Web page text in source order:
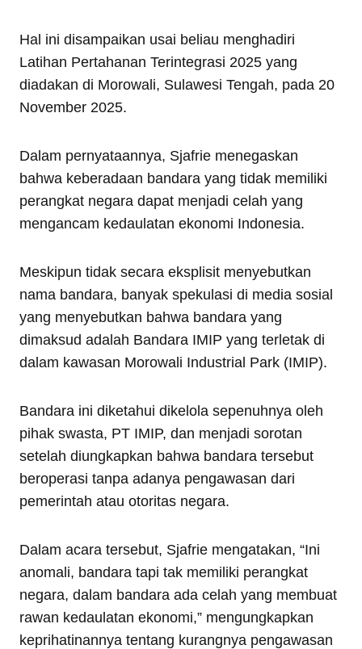
Hal ini disampaikan usai beliau menghadiri
Latihan Pertahanan Terintegrasi 2025 yang
diadakan di Morowali, Sulawesi Tengah, pada 20
November 2025.
Dalam pernyataannya, Sjafrie menegaskan
bahwa keberadaan bandara yang tidak memiliki
perangkat negara dapat menjadi celah yang
mengancam kedaulatan ekonomi Indonesia.
Meskipun tidak secara eksplisit menyebutkan
nama bandara, banyak spekulasi di media sosial
yang menyebutkan bahwa bandara yang
dimaksud adalah Bandara IMIP yang terletak di
dalam kawasan Morowali Industrial Park (IMIP).
Bandara ini diketahui dikelola sepenuhnya oleh
pihak swasta, PT IMIP, dan menjadi sorotan
setelah diungkapkan bahwa bandara tersebut
beroperasi tanpa adanya pengawasan dari
pemerintah atau otoritas negara.
Dalam acara tersebut, Sjafrie mengatakan, “Ini
anomali, bandara tapi tak memiliki perangkat
negara, dalam bandara ada celah yang membuat
rawan kedaulatan ekonomi,” mengungkapkan
keprihatinannya tentang kurangnya pengawasan